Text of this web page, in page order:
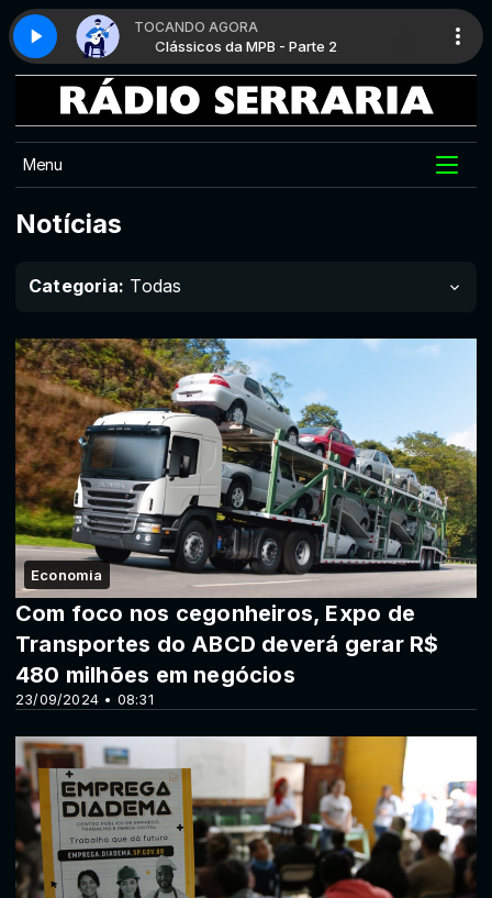
T Manhã Serraria com Rufino T
TOCANDO AGORA
Clássicos da MPB - Parte 2
Menu
Notícias
Categoria: Todas
Economia
23/09/2024 • 08:31
Com foco nos cegonheiros, Expo de
Transportes do ABCD deverá gerar R$
480 milhões em negócios